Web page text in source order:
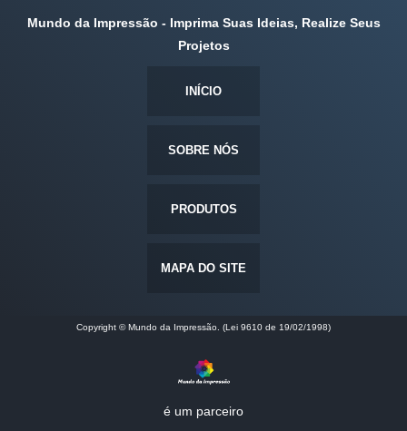
Mundo da Impressão - Imprima Suas Ideias, Realize Seus
Projetos
INÍCIO
SOBRE NÓS
PRODUTOS
MAPA DO SITE
Copyright © Mundo da Impressão. (Lei 9610 de 19/02/1998)
é um parceiro